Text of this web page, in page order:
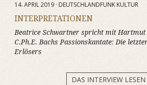
14. APRIL 2019 · DEUTSCHLANDFUNK KULTUR
INTERPRETATIONEN
Beatrice Schwartner spricht mit Hartmut
C.Ph.E. Bachs Passionskantate: Die
Erlösers
DAS INTERVIEW LESEN